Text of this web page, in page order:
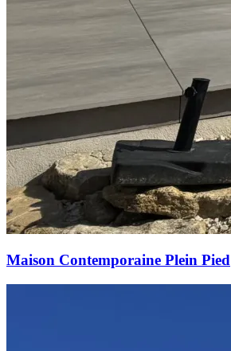
Maison Contemporaine Plein Pied